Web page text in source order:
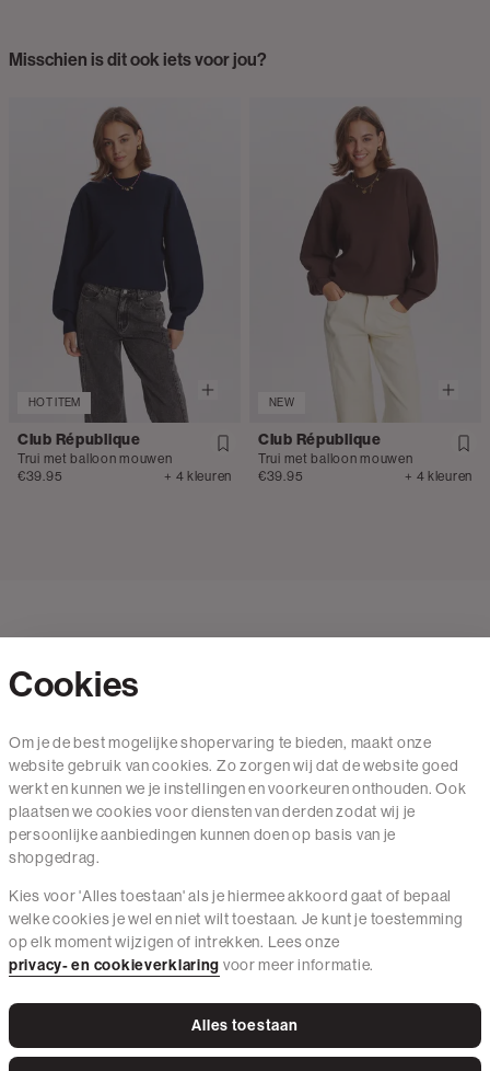
Misschien is dit ook iets voor jou?
HOT ITEM
Club République
Trui met balloon mouwen
€39.95
+ 4 kleuren
NEW
Club République
Trui met balloon mouwen
€39.95
+ 4 kleuren
Mail ons
020 - 3412 650
Van maandag t/m vrijdag van 8.30 uur tot 18.00 uur.
Service
Wij zijn The Sting
Cookies
Om je de best mogelijke shopervaring te bieden, maakt onze
website gebruik van cookies. Zo zorgen wij dat de website goed
werkt en kunnen we je instellingen en voorkeuren onthouden. Ook
plaatsen we cookies voor diensten van derden zodat wij je
persoonlijke aanbiedingen kunnen doen op basis van je
shopgedrag.
Kies voor 'Alles toestaan' als je hiermee akkoord gaat of bepaal
welke cookies je wel en niet wilt toestaan. Je kunt je toestemming
op elk moment wijzigen of intrekken. Lees onze
privacy- en cookieverklaring voor meer informatie.
Alles toestaan